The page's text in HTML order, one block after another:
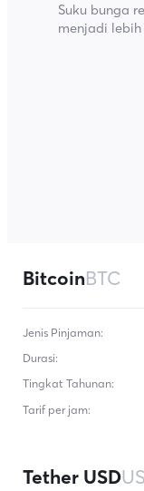
Suku bunga
menjadi
BitcoinBTC
Jenis Pinjaman:
Durasi:
Tingkat Tahunan:
Tarif per jam:
Tether USD